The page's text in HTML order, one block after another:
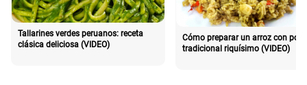
Tallarines verdes peruanos: receta
clásica deliciosa (VIDEO)
Cómo preparar un arroz con pollo
tradicional riquísimo (VIDEO)